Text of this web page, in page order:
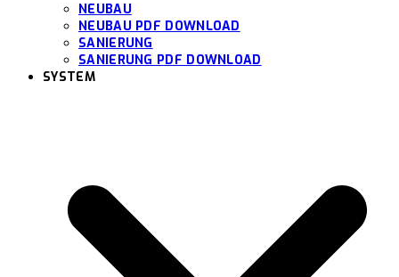
NEUBAU
NEUBAU PDF DOWNLOAD
SANIERUNG
SANIERUNG PDF DOWNLOAD
SYSTEM